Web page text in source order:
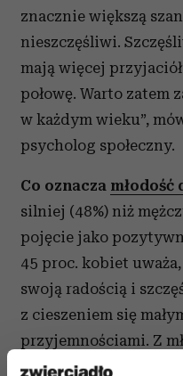
znacznie większą
nieszczęśliwi.
mają więcej
połowę. Warto zatem
w każdym wieku”,
psycholog społeczny.
Co oznacza młodość
silniej (48%) niż
pojęcie jako
45 proc. kobiet
swoją radością i
z cieszeniem się
przyjemnościami. Z
identyfikują się